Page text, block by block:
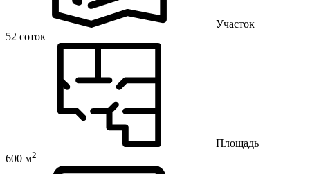
Участок
52 соток
Площадь
600 м2